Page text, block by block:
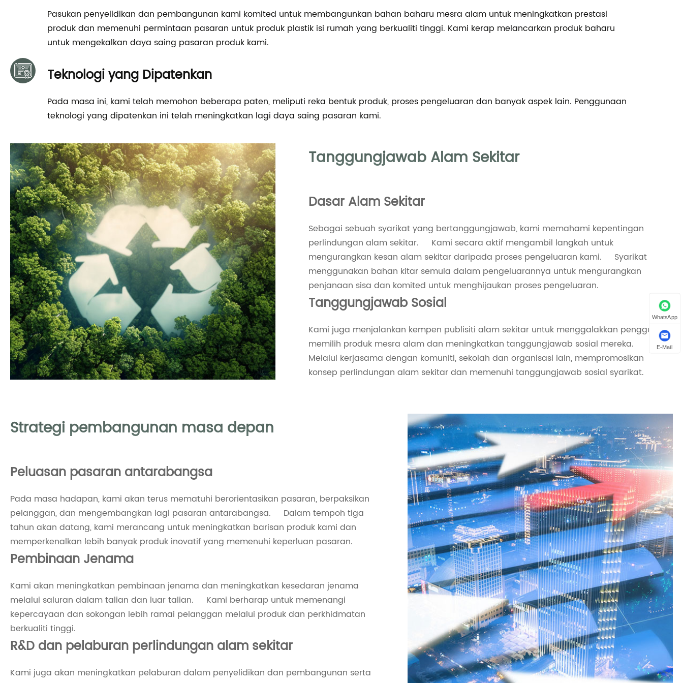
Pasukan penyelidikan dan pembangunan kami komited untuk membangunkan bahan baharu mesra alam untuk meningkatkan prestasi
produk dan memenuhi permintaan pasaran untuk produk plastik isi rumah yang berkualiti tinggi. Kami kerap melancarkan produk baharu
untuk mengekalkan daya saing pasaran produk kami.
Teknologi yang Dipatenkan
Pada masa ini, kami telah memohon beberapa paten, meliputi reka bentuk produk, proses pengeluaran dan banyak aspek lain. Penggunaan
teknologi yang dipatenkan ini telah meningkatkan lagi daya saing pasaran kami.
Tanggungjawab Alam Sekitar
Dasar Alam Sekitar
Sebagai sebuah syarikat yang bertanggungjawab, kami memahami kepentingan
perlindungan alam sekitar. Kami secara aktif mengambil langkah untuk
mengurangkan kesan alam sekitar daripada proses pengeluaran kami. Syarikat
menggunakan bahan kitar semula dalam pengeluarannya untuk mengurangkan
penjanaan sisa dan komited untuk menghijaukan proses pengeluaran.
Tanggungjawab Sosial
Kami juga menjalankan kempen publisiti alam sekitar untuk menggalakkan pengguna
memilih produk mesra alam dan meningkatkan tanggungjawab sosial mereka.
Melalui kerjasama dengan komuniti, sekolah dan organisasi lain, mempromosikan
konsep perlindungan alam sekitar dan memenuhi tanggungjawab sosial syarikat.
Strategi pembangunan masa depan
Peluasan pasaran antarabangsa
Pada masa hadapan, kami akan terus mematuhi berorientasikan pasaran, berpaksikan
pelanggan, dan mengembangkan lagi pasaran antarabangsa. Dalam tempoh tiga
tahun akan datang, kami merancang untuk meningkatkan barisan produk kami dan
memperkenalkan lebih banyak produk inovatif yang memenuhi keperluan pasaran.
Pembinaan Jenama
Kami akan meningkatkan pembinaan jenama dan meningkatkan kesedaran jenama
melalui saluran dalam talian dan luar talian. Kami berharap untuk memenangi
kepercayaan dan sokongan lebih ramai pelanggan melalui produk dan perkhidmatan
berkualiti tinggi.
R&D dan pelaburan perlindungan alam sekitar
Kami juga akan meningkatkan pelaburan dalam penyelidikan dan pembangunan serta
WhatsApp
E-Mail